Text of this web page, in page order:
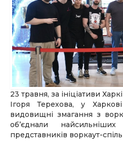
23 травня, за ініціативи
Ігоря Терехова, у
видовищні змагання з
об’єднали
представників воркаут-